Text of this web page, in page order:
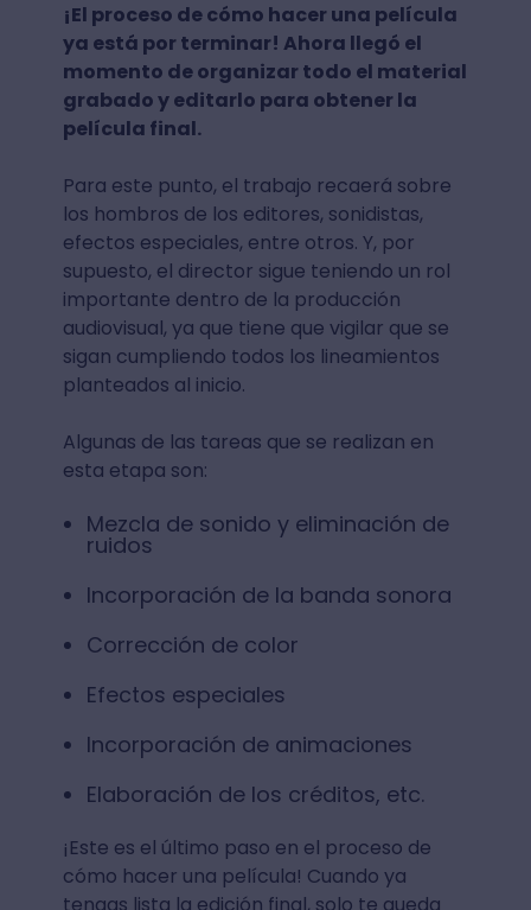
¡El proceso de cómo hacer una película
ya está por terminar! Ahora llegó el
momento de organizar todo el material
grabado y editarlo para obtener la
película final.
Para este punto, el trabajo recaerá sobre
los hombros de los editores, sonidistas,
efectos especiales, entre otros. Y, por
supuesto, el director sigue teniendo un rol
importante dentro de la producción
audiovisual, ya que tiene que vigilar que se
sigan cumpliendo todos los lineamientos
planteados al inicio.
Algunas de las tareas que se realizan en
esta etapa son:
Mezcla de sonido y eliminación de
ruidos
Incorporación de la banda sonora
Corrección de color
Efectos especiales
Incorporación de animaciones
Elaboración de los créditos, etc.
¡Este es el último paso en el proceso de
cómo hacer una película! Cuando ya